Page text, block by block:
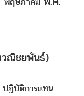
วณิชยพันธ์)
ทน